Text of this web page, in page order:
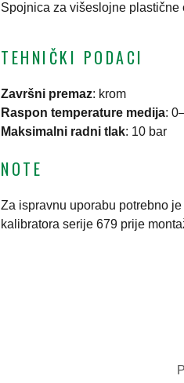
Spojnica za višeslojne plastične
TEHNIČKI PODACI
Završni premaz: krom
Raspon temperature medija:
Maksimalni radni tlak: 10 bar
NOTE
Za ispravnu uporabu potrebno
kalibratora serije 679 prije